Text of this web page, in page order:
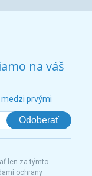
na váš
prvými
Odoberať
len za týmto
ochrany